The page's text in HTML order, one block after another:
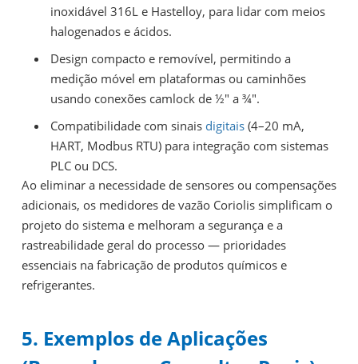
inoxidável 316L e Hastelloy, para lidar com meios
halogenados e ácidos.
Design compacto e removível, permitindo a
medição móvel em plataformas ou caminhões
usando conexões camlock de ½″ a ¾″.
Compatibilidade com sinais digitais(4–20 mA,
HART, Modbus RTU) para integração com sistemas
PLC ou DCS.
Ao eliminar a necessidade de sensores ou compensações
adicionais, os medidores de vazão Coriolis simplificam o
projeto do sistema e melhoram a segurança e a
rastreabilidade geral do processo — prioridades
essenciais na fabricação de produtos químicos e
refrigerantes.
5. Exemplos de Aplicações